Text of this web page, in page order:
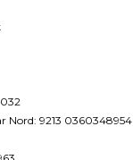
Nord: 9213 0360348954